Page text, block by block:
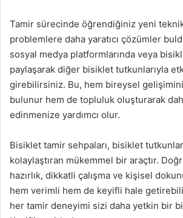
Tamir sürecinde öğrendiğiniz yeni
problemlere daha yaratıcı çözümler
sosyal medya platformlarında veya
paylaşarak diğer bisiklet tutkunlarıyla
girebilirsiniz. Bu, hem bireysel
bulunur hem de topluluk oluşturarak
edinmenize yardımcı olur.
Bisiklet tamir sehpaları, bisiklet
kolaylaştıran mükemmel bir araçtır.
hazırlık, dikkatli çalışma ve kişisel
hem verimli hem de keyifli hale
her tamir deneyimi sizi daha yetkin bir